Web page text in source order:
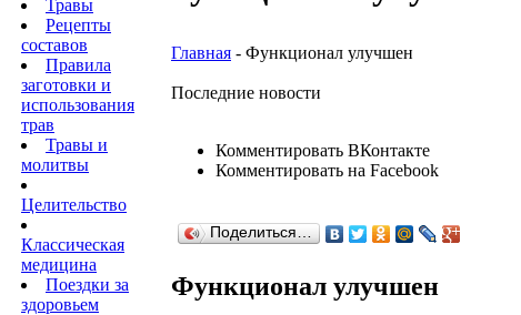
Травы
Рецепты
составов
Правила
заготовки и
использования
трав
Травы и
молитвы
Целительство
Классическая
медицина
Поездки за
здоровьем
Главная - Функционал улучшен
Последние новости
Комментировать ВКонтакте
Комментировать на Facebook
Поделиться…
Функционал улучшен